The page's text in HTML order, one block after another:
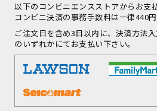
以下のコンビニエンスストアからお支
コンビニ決済の事務手数料は一律440
ご注文日を含め3日以内に、決済方法
のいずれかにてお支払い下さい。